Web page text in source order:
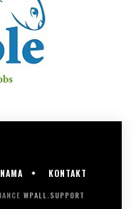
KONTAKT
WPALL.SUPPORT